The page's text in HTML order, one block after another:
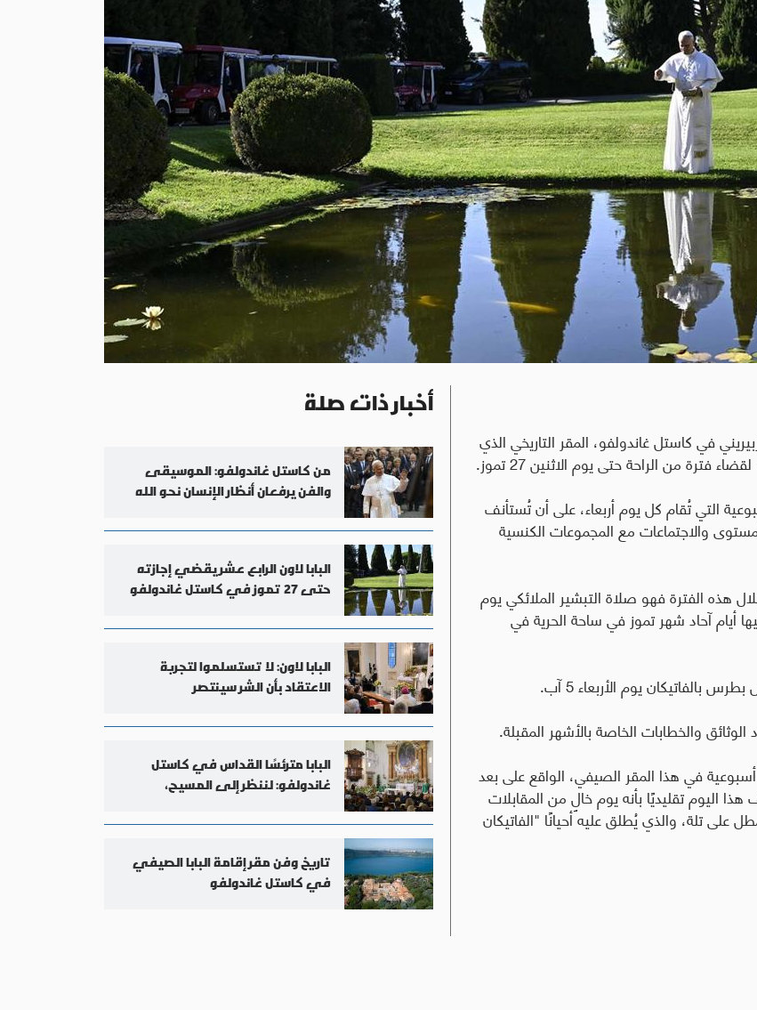
في كاستل غاندولفو، المقر التاريخي الذي
من الراحة حتى يوم الاثنين 27 تموز.
التي تُقام كل يوم أربعاء، على أن تُستأنف
والاجتماعات مع المجموعات الكنسية
هذه الفترة فهو صلاة التبشير الملائكي يوم
أيام آحاد شهر تموز في ساحة الحرية في
بالفاتيكان يوم الأربعاء 5 آب
.
والخطابات الخاصة بالأشهر المقبلة.
أسبوعية في هذا المقر الصيفي، الواقع على بعد
هذا اليوم تقليديًا بأنه يوم خالٍ من المقابلات
على تلة، والذي يُطلق عليه أحيانًا "الفاتيكان
أخبار ذات صلة
من كاستل غاندولفو: الموسيقى
والفن يرفعان أنظار الإنسان نحو الله
البابا لاون الرابع عشر يقضي إجازته
حتى 27 تموز في كاستل غاندولفو
البابا لاون: لا تستسلموا لتجربة
الاعتقاد بأن الشر سينتصر
البابا مترئسًا القداس في كاستل
غاندولفو: لننظر إلى المسيح،
تاريخ وفن مقر إقامة البابا الصيفي
في كاستل غاندولفو